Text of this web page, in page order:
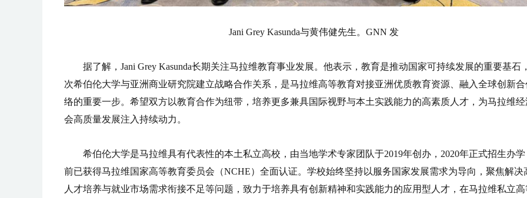
Jani Grey Kasunda与黄伟健先生。GNN 发
据了解，Jani Grey Kasunda长期关注马拉维教育事业发展。他表示，教育是推动国家可持续发展的重要基石
次希伯伦大学与亚洲商业研究院建立战略合作关系，是马拉维高等教育对接亚洲优质教育资源、融入全球创新
络的重要一步。希望双方以教育合作为纽带，培养更多兼具国际视野与本土实践能力的高素质人才，为马拉维
会高质量发展注入持续动力。
希伯伦大学是马拉维具有代表性的本土私立高校，由当地学术专家团队于2019年创办，2020年正式招生办
前已获得马拉维国家高等教育委员会（NCHE）全面认证。学校始终坚持以服务国家发展需求为导向，聚焦解决
人才培养与就业市场需求衔接不足等问题，致力于培养具有创新精神和实践能力的应用型人才，在马拉维私立